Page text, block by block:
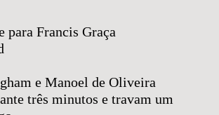
para Francis Graça
e Manoel de Oliveira
três minutos e travam um